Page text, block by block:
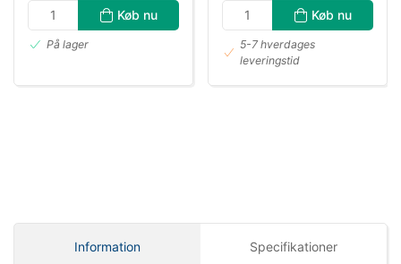
Køb nu
På lager
Køb nu
5-7 hverdages
leveringstid
Information Specifikationer